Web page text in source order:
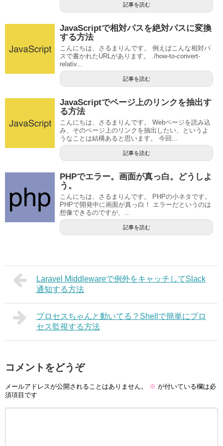
記事を読む
JavaScriptで相対パスを絶対パスに変換
する方法
こんにちは、さるまりんです。 例えばこんな相対パ
スで書かれたURLがあります。 ./how-to-convert-
relativ...
記事を読む
JavaScriptでページ上のリンクを抽出す
る方法
こんにちは、さるまりんです。 Webページを読み込
み、そのページ上のリンクを抽出したい、というよ
うなことは結構あると思います。 今回...
記事を読む
PHPでエラー。画面が真っ白。どうしよ
う。
こんにちは、さるまりんです。 PHPの小ネタです。
PHPで開発中に画面が真っ白！ エラーだというのは
想像できるのですが、...
記事を読む
Laravel Middlewareで例外をキャッチしてSlack
通知する方法
プロセスちゃんと動いてる？Shellで簡単にプロ
セス監視する方法
コメントをどうぞ
メールアドレスが公開されることはありません。 ※ が付いている欄は必
須項目です